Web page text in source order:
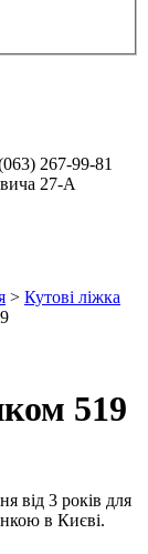
267-99-81
27-А
> Кутові ліжка
519
від 3 років для
в Києві.